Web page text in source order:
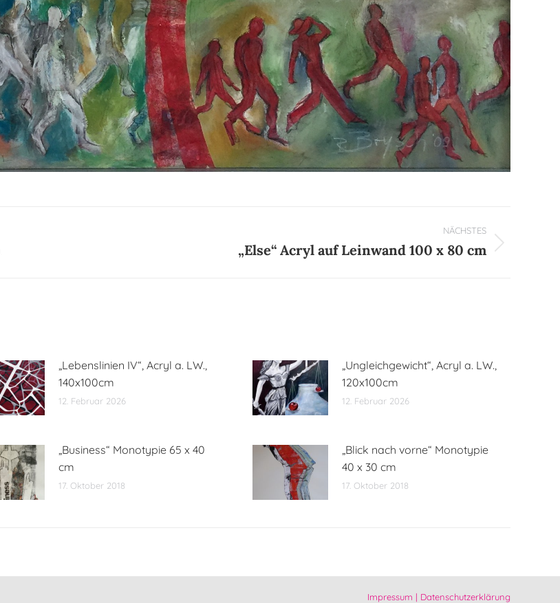
NÄCHSTES
„Else“ Acryl auf Leinwand 100 x 80 cm
„Lebenslinien IV“, Acryl a. LW.,
140x100cm
12. Februar 2026
„Ungleichgewicht“, Acryl a. LW.,
120x100cm
12. Februar 2026
„Business“ Monotypie 65 x 40
cm
17. Oktober 2018
„Blick nach vorne“ Monotypie
40 x 30 cm
17. Oktober 2018
Impressum | Datenschutzerklärung